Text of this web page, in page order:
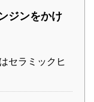
ジンをかけ
セラミックヒ